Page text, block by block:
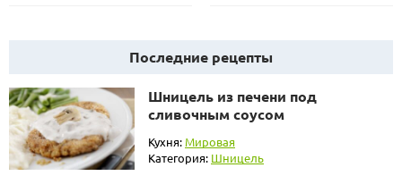
Последние рецепты
Шницель из печени под
сливочным соусом
Кухня: Мировая
Категория: Шницель